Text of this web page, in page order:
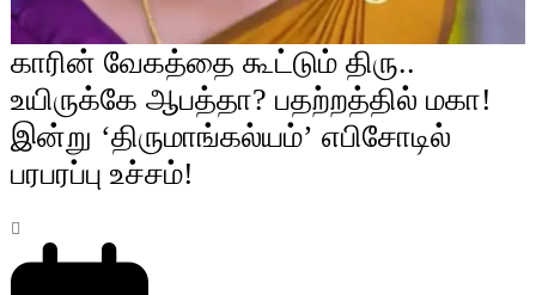
காரின் வேகத்தை கூட்டும் திரு..
உயிருக்கே ஆபத்தா? பதற்றத்தில் மகா!
இன்று ‘திருமாங்கல்யம்’ எபிசோடில்
பரபரப்பு உச்சம்!